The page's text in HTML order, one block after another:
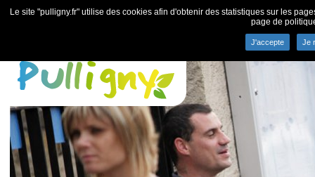
Le site "pulligny.fr" utilise des cookies afin d'obtenir des statistiques sur les
page de
J'accepte Je
Commune de Pulligny -